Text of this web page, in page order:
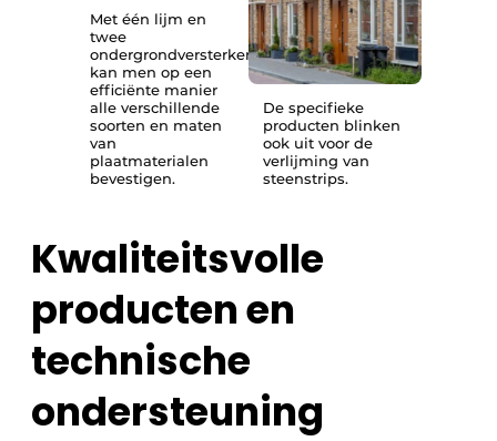
Met één lijm en
twee
ondergrondversterkers
kan men op een
efficiënte manier
alle verschillende
soorten en maten
van
plaatmaterialen
bevestigen.
De specifieke
producten blinken
ook uit voor de
verlijming van
steenstrips.
Kwaliteitsvolle
producten en
technische
ondersteuning